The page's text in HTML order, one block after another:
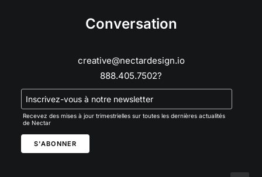
Conversation
creative@nectardesign.io
888.405.7502?
Recevez des mises à jour trimestrielles sur toutes les dernières actualités
de Nectar